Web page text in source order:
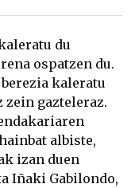
du
ospatzen du.
kaleratu
zein gazteleraz.
albiste,
izan duen
Iñaki Gabilondo,